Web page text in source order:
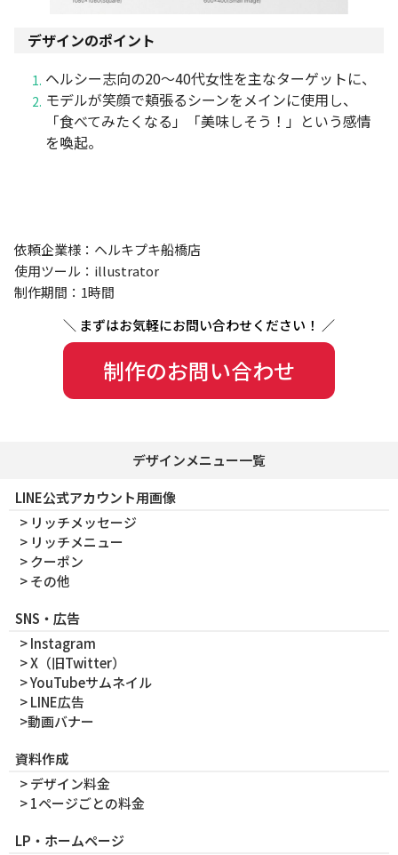
デザインのポイント
ヘルシー志向の20〜40代女性を主なターゲットに、
モデルが笑顔で頬張るシーンをメインに使用し、
「食べてみたくなる」「美味しそう！」という感情
を喚起。
依頼企業様：ヘルキプキ船橋店
使用ツール：illustrator
制作期間：1時間
制作のお問い合わせ
デザインメニュー一覧
LINE公式アカウント用画像
> リッチメッセージ
> リッチメニュー
> クーポン
> その他
SNS・広告
> Instagram
> X（旧Twitter）
> YouTubeサムネイル
> LINE広告
>動画バナー
資料作成
> デザイン料金
> 1ページごとの料金
LP・ホームページ